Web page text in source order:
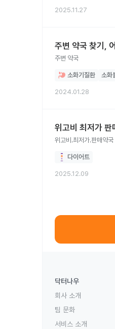
2025.11.27
주변 약국 찾기,
주변 약국
소화기질환 소화
2024.01.28
위고비 최저가
위고비.최저가.판매약국
다이어트
2025.12.09
닥터나우
회사 소개
팀 문화
서비스 소개